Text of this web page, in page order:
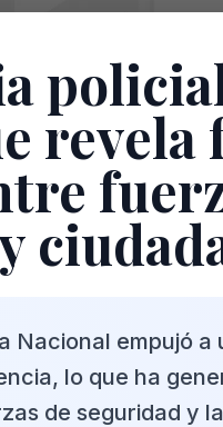
revela
Nacional empujó
lo que ha
de seguridad y